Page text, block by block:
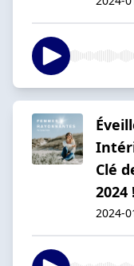
Clé
2024 !
2024-